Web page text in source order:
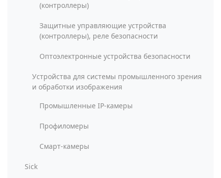
(контроллеры)
Защитные управляющие устройства
(контроллеры), реле безопасности
Оптоэлектронные устройства безопасности
Устройства для системы промышленного зрения
и обработки изображения
Промышленные IP-камеры
Профиломеры
Смарт-камеры
Sick